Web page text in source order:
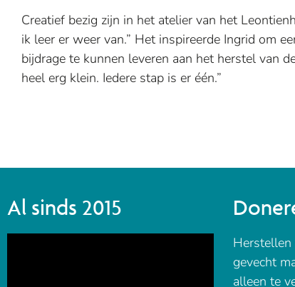
Creatief bezig zijn in het atelier van het
ik leer er weer van.” Het inspireerde Ingrid om
bijdrage te kunnen leveren aan het herstel van
heel erg klein. Iedere stap is er één.”
Al sinds 2015
Herstellen
gevecht
alleen te